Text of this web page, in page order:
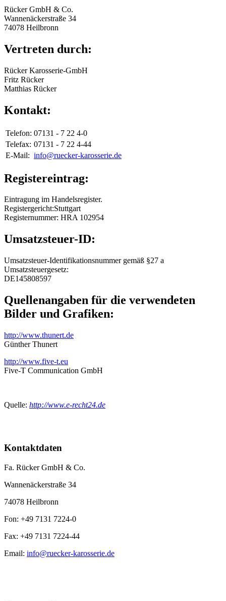
Rücker GmbH & Co.
Wannenäckerstraße 34
74078 Heilbronn
Vertreten durch:
Rücker Karosserie-GmbH
Fritz Rücker
Matthias Rücker
Kontakt:
Telefon: 07131 - 7 22 4-0
Telefax: 07131 - 7 22 4-44
E-Mail: info@ruecker-karosserie.de
Registereintrag:
Eintragung im Handelsregister.
Registergericht:Stuttgart
Registernummer: HRA 102954
Umsatzsteuer-ID:
Umsatzsteuer-Identifikationsnummer gemäß §27 a
Umsatzsteuergesetz:
DE145808597
Quellenangaben für die verwendeten
Bilder und Grafiken:
http://www.thunert.de
Günther Thunert
http://www.five-t.eu
Five-T Communication GmbH
Quelle: http://www.e-recht24.de
Kontaktdaten
Fa. Rücker GmbH & Co.
Wannenäckerstraße 34
74078 Heilbronn
Fon: +49 7131 7224-0
Fax: +49 7131 7224-44
Email: info@ruecker-karosserie.de